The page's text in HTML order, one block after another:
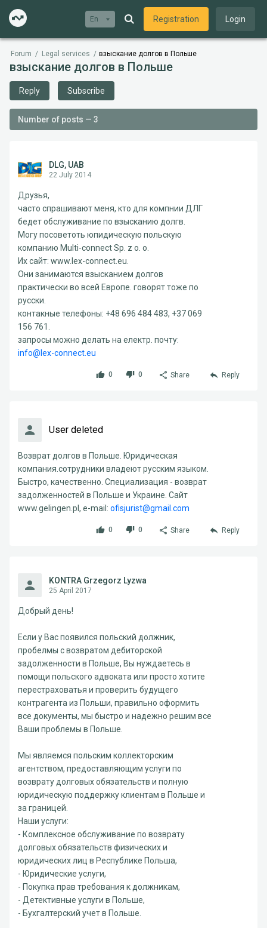
En Registration Login
Forum / Legal services / взыскание долгов в Польше
взыскание долгов в Польше
Reply Subscribe
Number of posts — 3
DLG, UAB
22 July 2014
Друзья,
часто спрашивают меня, кто для компнии ДЛГ
бедет обслуживание по взысканию долгв.
Могу посоветоть юпидическую польскую
компанию Multi-connect Sp. z o. o.
Их сайт: www.lex-connect.eu.
Они занимаются взысканием долгов
практически во всей Европе. говорят тоже по
русски.
контакные телефоны: +48 696 484 483, +37 069
156 761.
запросы можно делать на електр. почту:
info@lex-connect.eu
0 0 Share Reply
User deleted
Возврат долгов в Польше. Юридическая
компания.сотрудники владеют русским языком.
Быстро, качественно. Специализация - возврат
задолженностей в Польше и Украине. Сайт
www.gelingen.pl, e-mail: ofisjurist@gmail.com
0 0 Share Reply
KONTRA Grzegorz Lyzwa
25 April 2017
Добрый день!
Если у Вас появился польский должник,
пробелмы с возвратом дебиторской
задолженности в Польше, Вы нуждаетесь в
помощи польского адвоката или просто хотите
перестраховатья и проверить будущего
контрагента из Польши, правильно оформить
все документы, мы быстро и надежно решим все
Ваши проблемы в Польше.
Мы являемся польским коллекторским
агентством, предоставляющим услуги по
возврату долговых обязательств и полную
юридическую поддержку клиентам в Польше и
за границей.
Наши услуги:
- Комплексное обслуживание по возврату
долговых обязательств физических и
юридических лиц в Республике Польша,
- Юридические услуги,
- Покупка прав требования к должникам,
- Детективные услуги в Польше,
- Бухгалтерский учет в Польше.